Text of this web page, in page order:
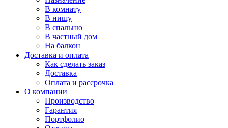
В комнату
В нишу
В спальню
В частный дом
На балкон
Доставка и оплата
Как сделать заказ
Доставка
Оплата и рассрочка
О компании
Производство
Гарантия
Портфолио